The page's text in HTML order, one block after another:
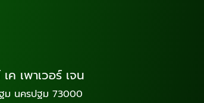
เพาเวอร์ เจน
ม นครปฐม 73000